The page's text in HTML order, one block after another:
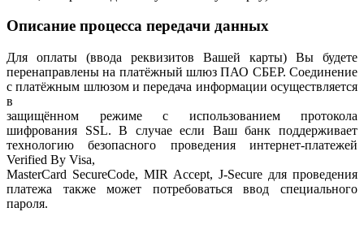
Описание процесса передачи данных
Для оплаты (ввода реквизитов Вашей карты) Вы будете
перенаправлены на платёжный шлюз ПАО СБЕР. Соединение
с платёжным шлюзом и передача информации осуществляется
в
защищённом режиме с использованием протокола
шифрования SSL. В случае если Ваш банк поддерживает
технологию безопасного проведения интернет-платежей
Verified By Visa,
MasterCard SecureCode, MIR Accept, J-Secure для проведения
платежа также может потребоваться ввод специального
пароля.